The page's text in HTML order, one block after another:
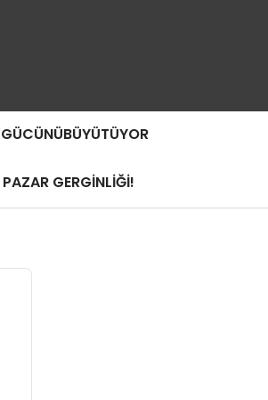
GERGİNLİĞİ!